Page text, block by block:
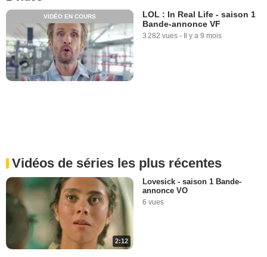
VIDÉO EN COURS
LOL : In Real Life - saison 1
Bande-annonce VF
3 282 vues - Il y a 9 mois
Vidéos de séries les plus récentes
2:12
Lovesick - saison 1 Bande-
annonce VO
6 vues